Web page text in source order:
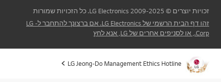
זכויות יוצרים © 2009-2025 LG Electronics. כל הזכויות שמורות
זהו דף הבית הרשמי של LG Electronics. אם ברצונך להתחבר ל- LG
Corp., או לסניפים אחרים של LG, אנא לחץ
LG Jeong-Do Management Ethics Hotline